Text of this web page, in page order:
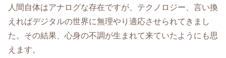
人間自体はアナログな存在ですが、テクノロジー、言い換
えればデジタルの世界に無理やり適応させられてきまし
た。その結果、心身の不調が生まれて来ていたようにも思
えます。